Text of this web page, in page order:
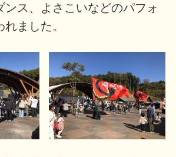
ンス、よさこいなどのパフォ
ました。